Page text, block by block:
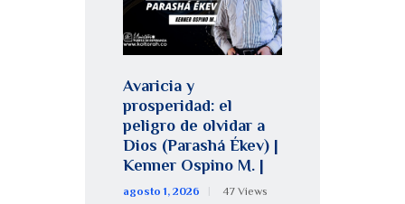
Avaricia y
prosperidad: el
peligro de olvidar a
Dios (Parashá Ékev) |
Kenner Ospino M. |
agosto 1, 2026 47 Views